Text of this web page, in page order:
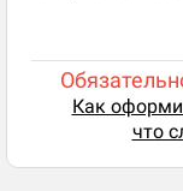
Как
что